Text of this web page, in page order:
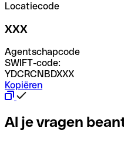
Locatiecode
XXX
Agentschapcode
SWIFT-code:
YDCRCNBDXXX
Kopiëren
Al je vragen